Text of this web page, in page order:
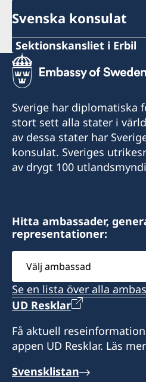
Svenska konsulat
Sektionskansliet i Erbil
Stängt för allmänheten.
Sverige har diplomatiska
stort sett alla stater i
av dessa stater har
konsulat. Sveriges
av drygt 100
Hitta ambassader,
representationer:
Välj
ambassad
Se en lista över alla
UD Resklar
Få aktuell
appen UD Resklar. Läs
Svensklistan